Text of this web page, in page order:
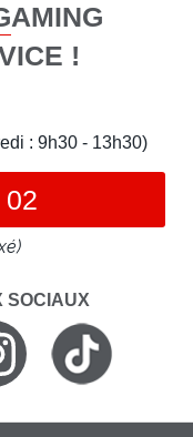
!
: 9h30 - 13h30)
02
SOCIAUX